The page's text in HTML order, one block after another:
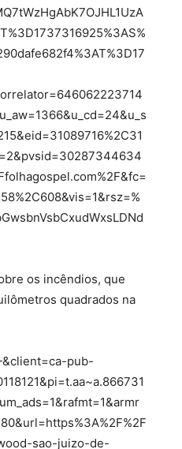
os incêndios, que
quadrados na
pub-
sao-juizo-de-